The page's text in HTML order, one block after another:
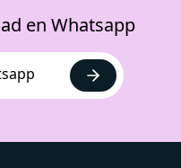
en Whatsapp